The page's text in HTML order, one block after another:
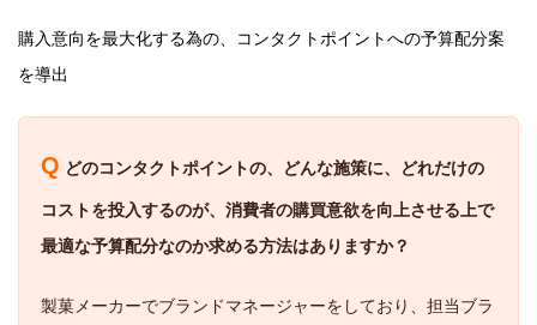
購入意向を最大化する為の、コンタクトポイントへの予算配分案
を導出
Q どのコンタクトポイントの、どんな施策に、どれだけの
コストを投入するのが、消費者の購買意欲を向上させる上で
最適な予算配分なのか求める方法はありますか？
製菓メーカーでブランドマネージャーをしており、担当ブラ